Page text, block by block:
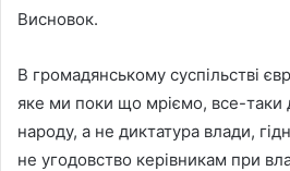
Висновок.
В громадянському суспільстві
яке ми поки що мріємо, все-таки
народу, а не диктатура влади,
не угодовство керівникам при